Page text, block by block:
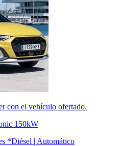
con el vehículo ofertado.
150kW
*Diésel | Automático